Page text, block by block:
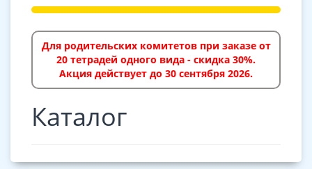
Для родительских комитетов при заказе от
20 тетрадей одного вида - скидка 30%.
Акция действует до 30 сентября 2026.
Каталог